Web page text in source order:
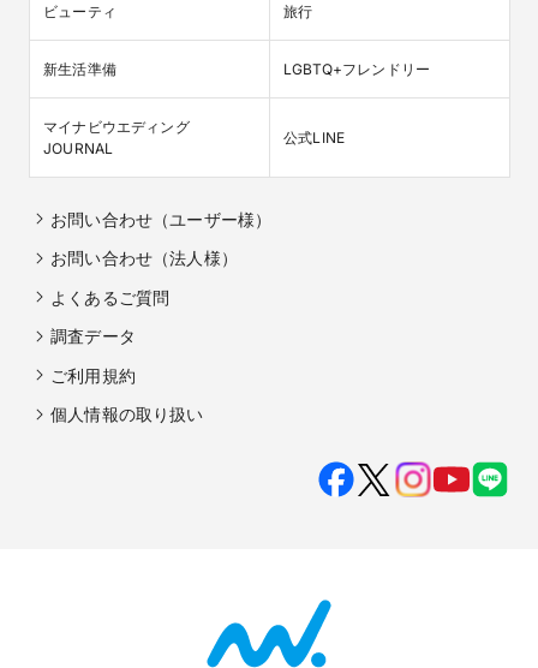
ビューティ 旅行
新生活準備 LGBTQ+フレンドリー
マイナビウエディング
JOURNAL
公式LINE
お問い合わせ（ユーザー様）
お問い合わせ（法人様）
よくあるご質問
調査データ
ご利用規約
個人情報の取り扱い